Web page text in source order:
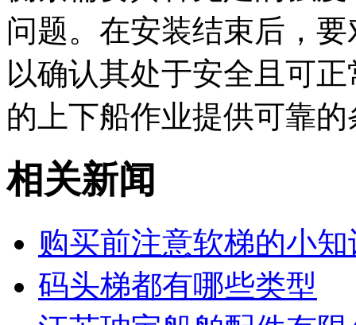
问题。在安装结束后，
以确认其处于安全且可
的上下船作业提供可靠
相关新闻
购买前注意软梯的小知
码头梯都有哪些类型